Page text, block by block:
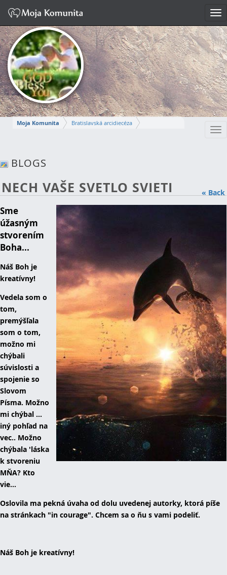
Moja Komunita
Bratislavská arcidiecéza
MÁRIA
Napísať správu
BLOGS
« Back
NECH VAŠE SVETLO SVIETI
Sme
úžasným
stvorením
Boha...
Náš Boh je
kreatívny!
Vedela som o
tom,
premýšľala
som o tom,
možno mi
chýbali
súvislosti a
spojenie so
Slovom
Písma. Možno
mi chýbal ...
iný pohľad na
vec.. Možno
chýbala 'láska
k stvoreniu
MŇA? Kto
vie...
Oslovila ma pekná úvaha od dolu uvedenej autorky, ktorá píše
na stránkach "in courage". Chcem sa o ňu s vami podeliť.
Náš Boh je kreatívny!